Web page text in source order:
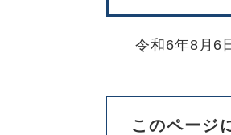
令和6年8月6
このページ